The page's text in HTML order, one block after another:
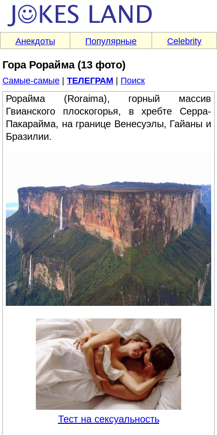
Анекдоты Популярные Celebrity
Гора Рорайма (13 фото)
Самые-самые ТЕЛЕГРАМ Поиск
Рорайма (Roraima), горный массив
Гвианского плоскогорья, в хребте Серра-
Пакарайма, на границе Венесуэлы, Гайаны и
Бразилии.
Тест на сексуальность